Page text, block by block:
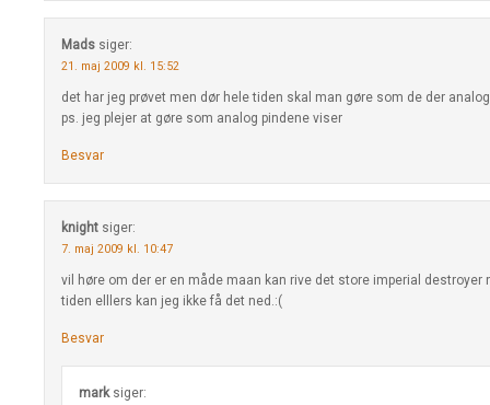
Mads siger:
21. maj 2009 kl. 15:52
det har jeg prøvet men dør hele tiden skal man gøre som de der
ps. jeg plejer at gøre som analog pindene viser
Besvar
knight siger:
7. maj 2009 kl. 10:47
vil høre om der er en måde maan kan rive det store imperial destroyer
tiden elllers kan jeg ikke få det ned.:(
Besvar
mark siger: